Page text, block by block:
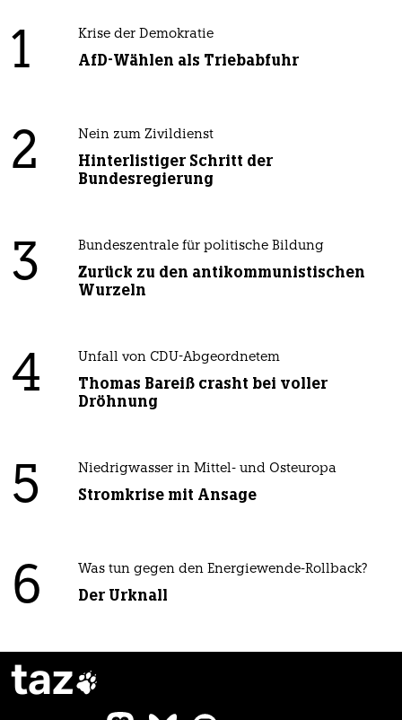
1 Krise der Demokratie
AfD-Wählen als Triebabfuhr
2 Nein zum Zivildienst
Hinterlistiger Schritt der
Bundesregierung
3 Bundeszentrale für politische Bildung
Zurück zu den antikommunistischen
Wurzeln
4 Unfall von CDU-Abgeordnetem
Thomas Bareiß crasht bei voller
Dröhnung
5 Niedrigwasser in Mittel- und Osteuropa
Stromkrise mit Ansage
6 Was tun gegen den Energiewende-Rollback?
Der Urknall
taz